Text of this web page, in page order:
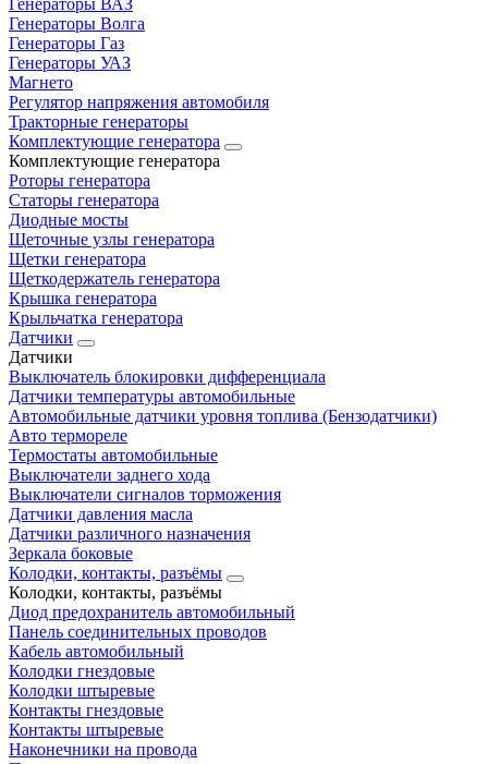
Генераторы ВАЗ
Генераторы Волга
Генераторы Газ
Генераторы УАЗ
Магнето
Регулятор напряжения автомобиля
Тракторные генераторы
Комплектующие генератора
Комплектующие генератора
Роторы генератора
Статоры генератора
Диодные мосты
Щеточные узлы генератора
Щетки генератора
Щеткодержатель генератора
Крышка генератора
Крыльчатка генератора
Датчики
Датчики
Выключатель блокировки дифференциала
Датчики температуры автомобильные
Автомобильные датчики уровня топлива (Бензодатчики)
Авто термореле
Термостаты автомобильные
Выключатели заднего хода
Выключатели сигналов торможения
Датчики давления масла
Датчики различного назначения
Зеркала боковые
Колодки, контакты, разъёмы
Колодки, контакты, разъёмы
Диод предохранитель автомобильный
Панель соединительных проводов
Кабель автомобильный
Колодки гнездовые
Колодки штыревые
Контакты гнездовые
Контакты штыревые
Наконечники на провода